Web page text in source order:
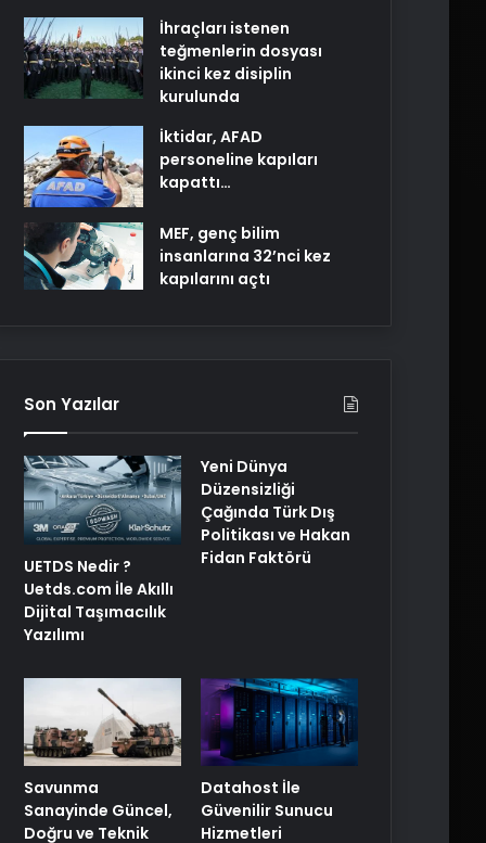
İhraçları istenen
teğmenlerin dosyası
ikinci kez disiplin
kurulunda
İktidar, AFAD
personeline kapıları
kapattı…
MEF, genç bilim
insanlarına 32’nci kez
kapılarını açtı
Son Yazılar
UETDS Nedir ?
Uetds.com İle Akıllı
Dijital Taşımacılık
Yazılımı
Yeni Dünya
Düzensizliği
Çağında Türk Dış
Politikası ve Hakan
Fidan Faktörü
Savunma
Sanayinde Güncel,
Doğru ve Teknik
Datahost İle
Güvenilir Sunucu
Hizmetleri